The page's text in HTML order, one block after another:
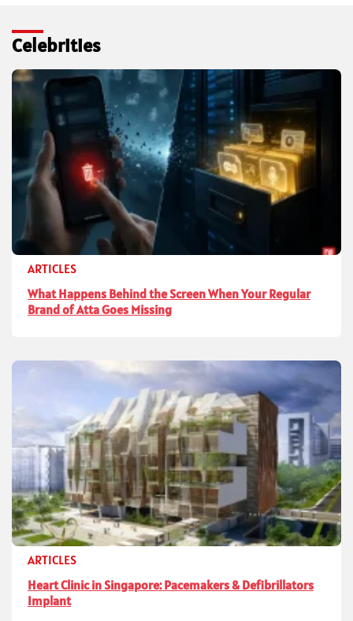
Celebrities
ARTICLES
What Happens Behind the Screen When Your Regular
Brand of Atta Goes Missing
ARTICLES
Heart Clinic in Singapore: Pacemakers & Defibrillators
Implant